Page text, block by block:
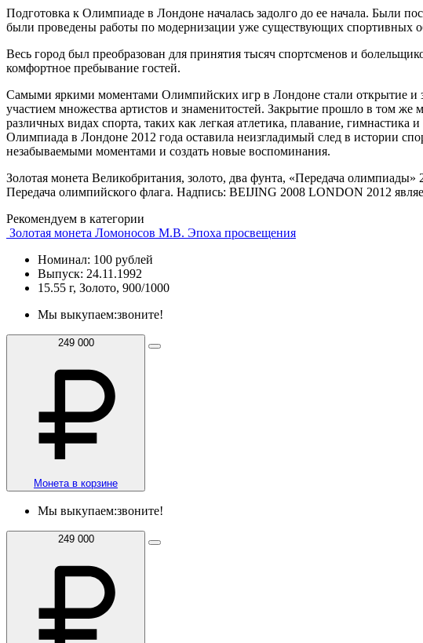
Подготовка к Олимпиаде в Лондоне началась задолго до ее начала. Были
были проведены работы по модернизации уже существующих спортивных
Весь город был преобразован для принятия тысяч спортсменов и
комфортное пребывание гостей.
Самыми яркими моментами Олимпийских игр в Лондоне стали открытие и
участием множества артистов и знаменитостей. Закрытие прошло в том
различных видах спорта, таких как легкая атлетика, плавание,
Олимпиада в Лондоне 2012 года оставила неизгладимый след в истории
незабываемыми моментами и создать новые воспоминания.
Золотая монета Великобритания, золото, два фунта, «Передача
Передача олимпийского флага. Надпись: BEIJING 2008 LONDON 2012
Рекомендуем в категории
Золотая монета Ломоносов М.В. Эпоха просвещения
Номинал: 100 рублей
Выпуск: 24.11.1992
15.55 г, Золото, 900/1000
Мы выкупаем:звоните!
249 000
Монета в корзине
Мы выкупаем:звоните!
249 000